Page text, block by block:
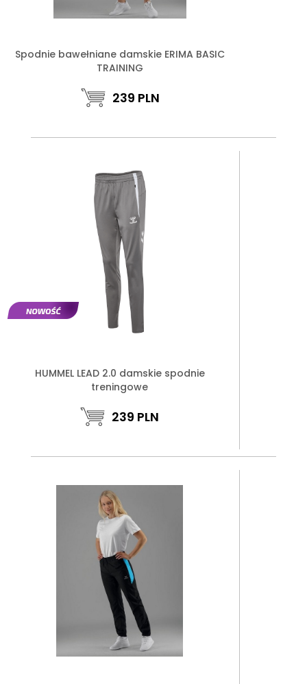
Spodnie bawełniane damskie ERIMA BASIC
TRAINING
239 PLN
HUMMEL LEAD 2.0 damskie spodnie
treningowe
239 PLN